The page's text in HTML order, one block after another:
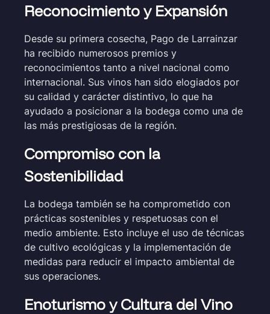
Reconocimiento y Expansión
Desde su primera cosecha, Pago de Larrainzar
ha recibido numerosos premios y
reconocimientos tanto a nivel nacional como
internacional. Sus vinos han sido elogiados por
su calidad y carácter distintivo, lo que ha
ayudado a posicionar a la bodega como una de
las más prestigiosas de la región.
Compromiso con la
Sostenibilidad
La bodega también se ha comprometido con
prácticas sostenibles y respetuosas con el
medio ambiente. Esto incluye el uso de técnicas
de cultivo ecológicas y la implementación de
medidas para reducir el impacto ambiental de
sus operaciones.
Enoturismo y Cultura del Vino